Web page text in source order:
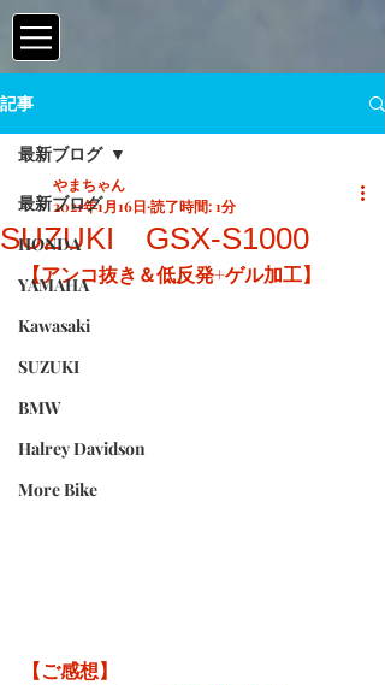
記事
最新ブログ
HONDA
YAMAHA
Kawasaki
SUZUKI
BMW
Halrey Davidson
More Bike
最新ブログ
SUZUKI GSX-S1000
やまちゃん
2021年1月16日 読了時間: 1分
【アンコ抜き＆低反発+ゲル加工】
【ご感想】